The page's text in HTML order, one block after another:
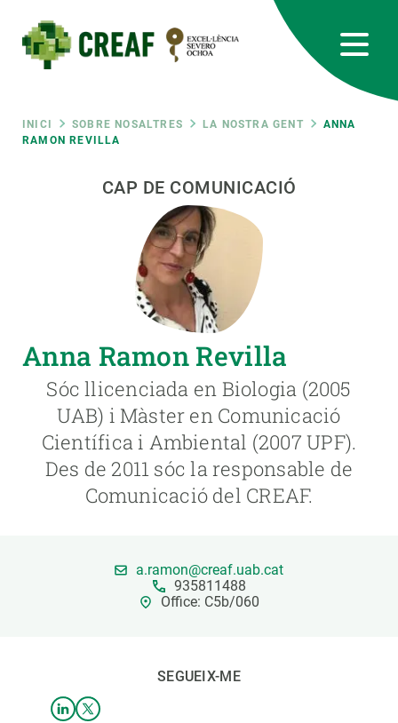
contingut
Fil
d'ariadna
INICI SOBRE NOSALTRES LA NOSTRA GENT
ANNA
RAMON REVILLA
CAP DE COMUNICACIÓ
Anna Ramon Revilla
Sóc llicenciada en Biologia (2005
UAB) i Màster en Comunicació
Científica i Ambiental (2007 UPF).
Des de 2011 sóc la responsable de
Comunicació del CREAF.
a.ramon@creaf.uab.cat
935811488
Office: C5b/060
SEGUEIX-ME
RRSS
Featured
responsive
Responsive
CIÈNCIA EN ACCIÓ
UNEIX-TE A NOSALTRES
PARTICIPA
NOTÍCIES I AGENDA